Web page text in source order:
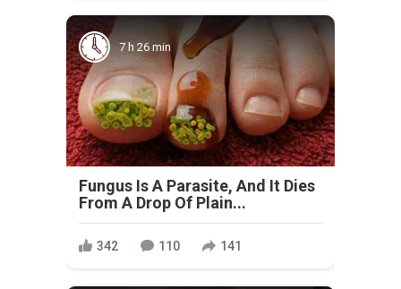
7 h 26 min
Fungus Is A Parasite, And It Dies
From A Drop Of Plain...
342 110 141